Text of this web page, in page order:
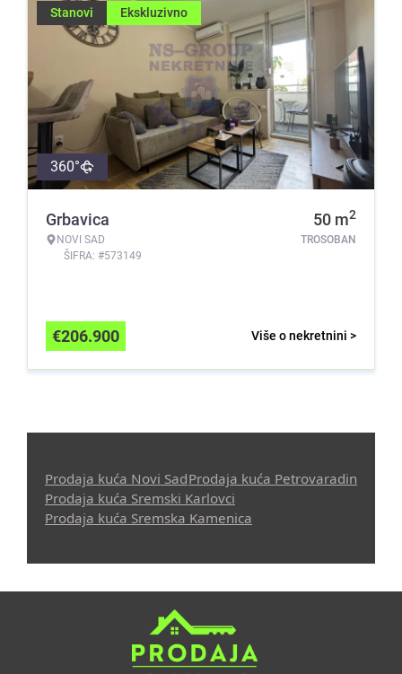
Stanovi Ekskluzivno
360°
Grbavica
NOVI SAD
ŠIFRA: #573149
50 m2
TROSOBAN
Više o nekretnini >
€206.900
Prodaja kuća Novi SadProdaja kuća Petrovaradin
Prodaja kuća Sremski Karlovci
Prodaja kuća Sremska Kamenica